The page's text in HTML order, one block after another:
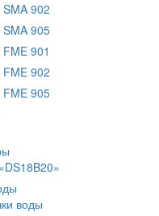
902
905
901
902
905
воды